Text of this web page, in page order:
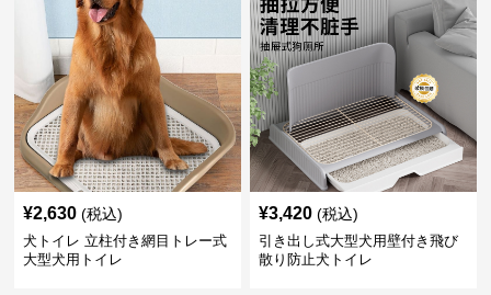
¥2,630 (税込)
犬トイレ 立柱付き網目トレー式
大型犬用トイレ
¥3,420 (税込)
引き出し式大型犬用壁付き飛び
散り防止犬トイレ